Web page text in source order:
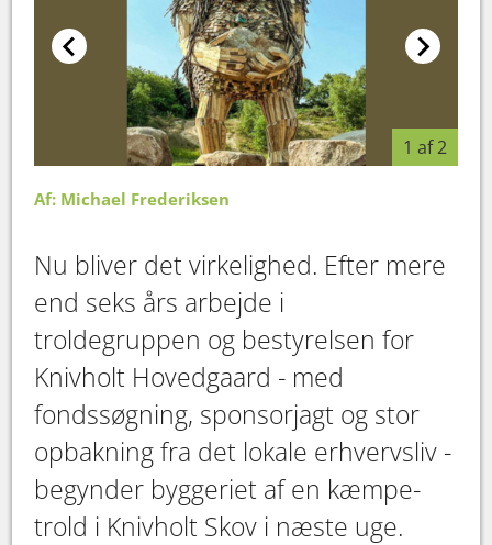
1 af 2
Af: Michael Frederiksen
Nu bliver det virkelighed. Efter mere
end seks års arbejde i
troldegruppen og bestyrelsen for
Knivholt Hovedgaard - med
fondssøgning, sponsorjagt og stor
opbakning fra det lokale erhvervsliv -
begynder byggeriet af en kæmpe-
trold i Knivholt Skov i næste uge.